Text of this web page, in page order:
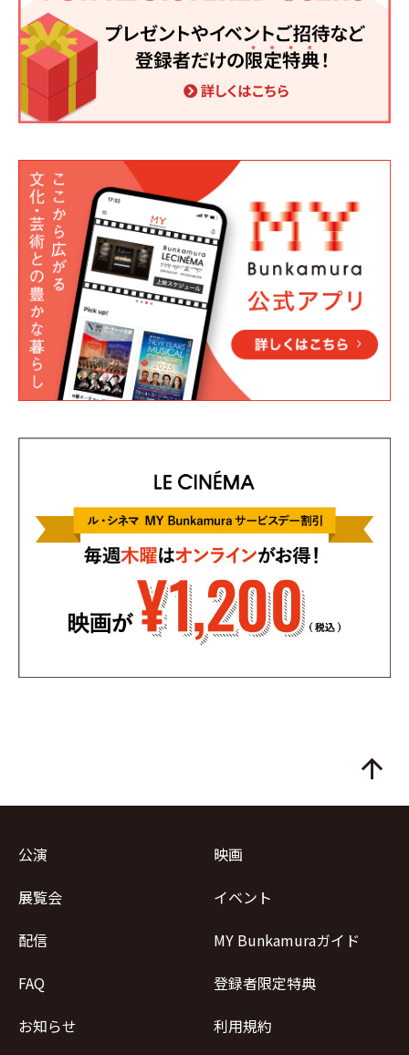
arrow_upward
公演
映画
展覧会
イベント
配信
MY Bunkamuraガイド
FAQ
登録者限定特典
お知らせ
利用規約